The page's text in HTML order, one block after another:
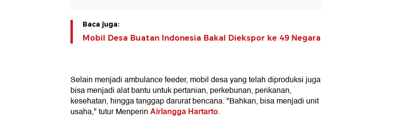
Baca juga:
Mobil Desa Buatan Indonesia Bakal Diekspor ke 49 Negara
Selain menjadi ambulance feeder, mobil desa yang telah diproduksi juga
bisa menjadi alat bantu untuk pertanian, perkebunan, perikanan,
kesehatan, hingga tanggap darurat bencana. "Bahkan, bisa menjadi unit
usaha," tutur MenperinAirlangga Hartarto.